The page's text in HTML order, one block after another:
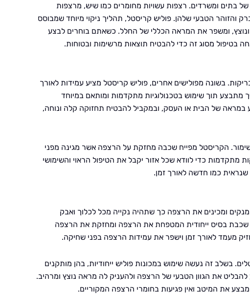
בתים ומשרדים. רצפות עשויות מחומרים כמו שיש, מרצפות
והזוהר הטבעי שלהן. פוליש קריסטל, תהליך ניקוי מיוחד שמבוסס
ומשפר את המראה הכללי של החלל. כשאתם בוחרים לבצע
בטיפול מסוג זה כדי להבטיח תוצאות מרשימות ובטוחות.
בשונה מפולישים אחרים, פוליש קריסטל מציע עמידות לאורך
מתבצע תוך שימוש בטכנולוגיות מתקדמות ומותאם במיוחד
במראה של הבית או העסק, ובמקביל להבטיח תחזוקה קלה ונוחה,
הקריסטל מפייח שכבה מחזקת על הרצפה אשר מגינה מפני
מתקדמות כדי לוודא שכל אזור יקבל את הטיפול הראוי והשימושי
שנראית כמו חדשה לאורך זמן.
ומכינים את הרצפה כך שתהיה נקייה מכל לכלוך ואבק
שכבת בסיס ייחודית המטפחת את הרצפה ומחזקת את הרצפה
מעמד לאורך זמן וישפר את עמידות הרצפה בפני שחיקה.
בשלב זה נעשה שימוש במכונות פוליש ייחודיות, בהן מותקנים
את הגוון הטבעי של הרצפה ולהעניק לה מראה נוצץ ומרהיב.
את המיטב ואין פגיעות בחומרי הרצפה המקוריים.